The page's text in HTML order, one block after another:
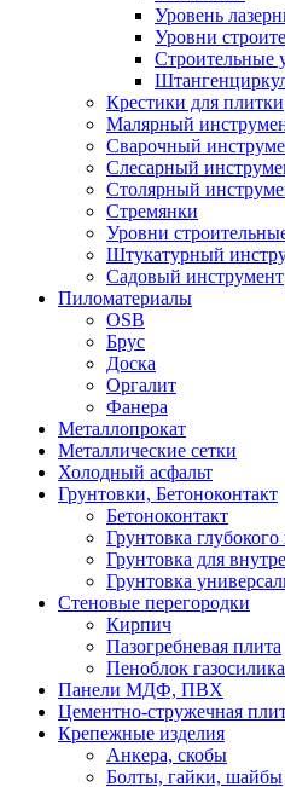
Уровень
Уровни
Строительные
Крестики для плитки
Малярный
Сварочный
Слесарный
Столярный
Стремянки
Уровни
Штукатурный
Садовый инструмент
Пиломатериалы
OSB
Брус
Доска
Оргалит
Фанера
Металлопрокат
Металлические сетки
Холодный асфальт
Грунтовки, Бетоноконтакт
Бетоноконтакт
Грунтовка
Грунтовка для
Грунтовка
Стеновые перегородки
Кирпич
Пазогребневая плита
Пеноблок
Панели МДФ, ПВХ
Цементно-стружечная
Крепежные изделия
Анкера, скобы
Болты, гайки, шайбы